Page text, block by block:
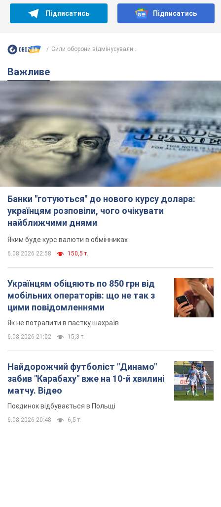
Підписатись Підписатись
Сили оборони відмінусували...
Важливе
Банки "готуються" до нового курсу долара:
українцям розповіли, чого очікувати
найближчими днями
Яким буде курс валюти в обмінниках
6.08.2026 22:58 150,5 т.
Українцям обіцяють по 850 грн від
мобільних операторів: що не так з
цими повідомленнями
Як не потрапити в пастку шахраїв
6.08.2026 21:02 15,3 т.
Найдорожчий футболіст "Динамо"
забив "Карабаху" вже на 10-й хвилині
матчу. Відео
Поєдинок відбувається в Польщі
6.08.2026 20:48 6,5 т.